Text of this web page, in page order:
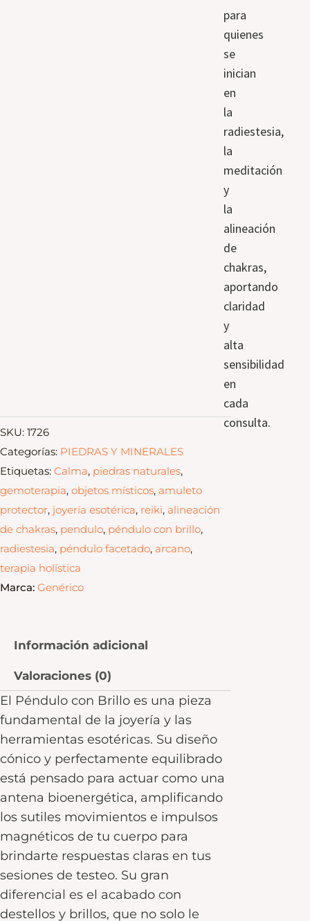
para
quienes
se
inician
en
la
radiestesia,
la
meditación
y
la
alineación
de
chakras,
aportando
claridad
y
alta
sensibilidad
en
cada
consulta.
SKU: 1726
Categorías: PIEDRAS Y MINERALES
Etiquetas: Calma, piedras naturales,
gemoterapia, objetos místicos, amuleto
protector, joyería esotérica, reiki, alineación
de chakras, pendulo, péndulo con brillo,
radiestesia, péndulo facetado, arcano,
terapia holística
Marca: Genérico
Información adicional
Valoraciones (0)
El Péndulo con Brillo es una pieza
fundamental de la joyería y las
herramientas esotéricas. Su diseño
cónico y perfectamente equilibrado
está pensado para actuar como una
antena bioenergética, amplificando
los sutiles movimientos e impulsos
magnéticos de tu cuerpo para
brindarte respuestas claras en tus
sesiones de testeo. Su gran
diferencial es el acabado con
destellos y brillos, que no solo le